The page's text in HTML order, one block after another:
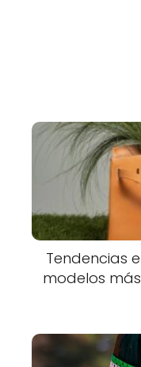
Tendencias
modelos